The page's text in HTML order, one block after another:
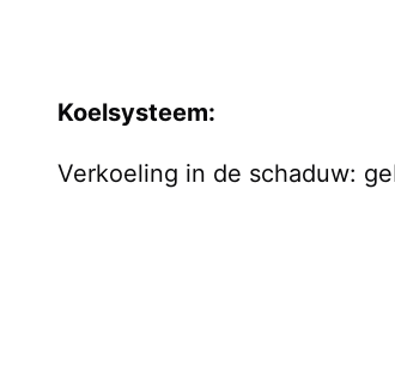
Koelsysteem:
Verkoeling in de schaduw: